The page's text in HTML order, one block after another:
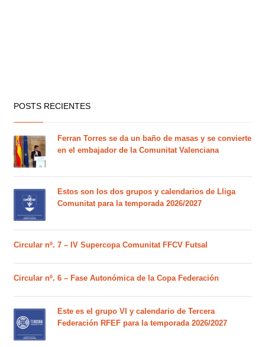
POSTS RECIENTES
Ferran Torres se da un baño de masas y se convierte
en el embajador de la Comunitat Valenciana
Estos son los dos grupos y calendarios de Lliga
Comunitat para la temporada 2026/2027
Circular nº. 7 – IV Supercopa Comunitat FFCV Futsal
Circular nº. 6 – Fase Autonómica de la Copa Federación
Este es el grupo VI y calendario de Tercera
Federación RFEF para la temporada 2026/2027